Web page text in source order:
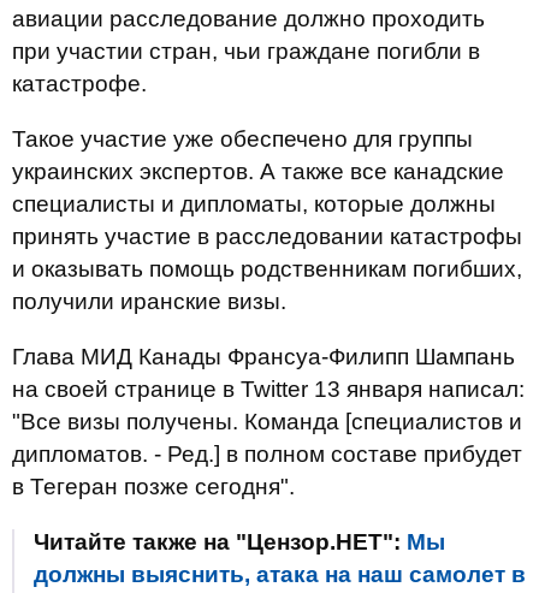
авиации расследование должно проходить
при участии стран, чьи граждане погибли в
катастрофе.
Такое участие уже обеспечено для группы
украинских экспертов. А также все канадские
специалисты и дипломаты, которые должны
принять участие в расследовании катастрофы
и оказывать помощь родственникам погибших,
получили иранские визы.
Глава МИД Канады Франсуа-Филипп Шампань
на своей странице в Twitter 13 января написал:
"Все визы получены. Команда [специалистов и
дипломатов. - Ред.] в полном составе прибудет
в Тегеран позже сегодня".
Читайте также на "Цензор.НЕТ": Мы
должны выяснить, атака на наш самолет в